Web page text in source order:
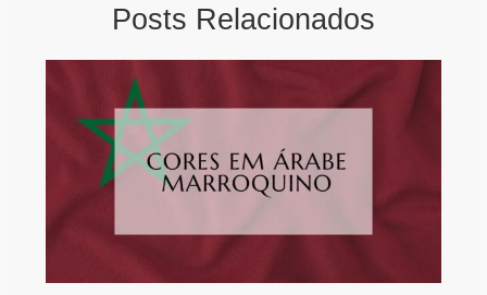
Posts Relacionados